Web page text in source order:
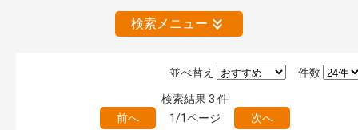
検索メニュー
絞り込みの解除
件数
並べ替え
検索結果3 件
前へ
1/1ページ 次へ